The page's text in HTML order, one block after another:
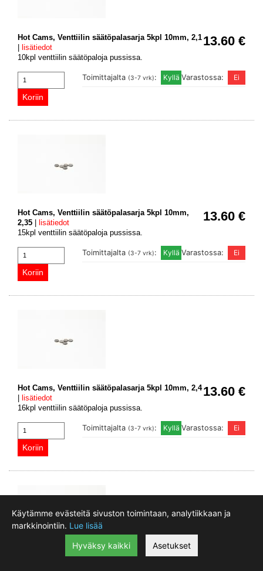
Käytämme evästeitä sivuston toimintaan, analytiikkaan ja
markkinointiin. Lue lisää
Hyväksy kaikki
Asetukset
13.60 €
Hot Cams, Venttiilin säätöpalasarja 5kpl 10mm, 2,1
| lisätiedot
10kpl venttiilin säätöpaloja pussissa.
Varastossa:
Toimittajalta (3-7 vrk):
13.60 €
Hot Cams, Venttiilin säätöpalasarja 5kpl 10mm,
2,35 | lisätiedot
15kpl venttiilin säätöpaloja pussissa.
Varastossa:
Toimittajalta (3-7 vrk):
13.60 €
Hot Cams, Venttiilin säätöpalasarja 5kpl 10mm, 2,4
| lisätiedot
16kpl venttiilin säätöpaloja pussissa.
Varastossa:
Toimittajalta (3-7 vrk):